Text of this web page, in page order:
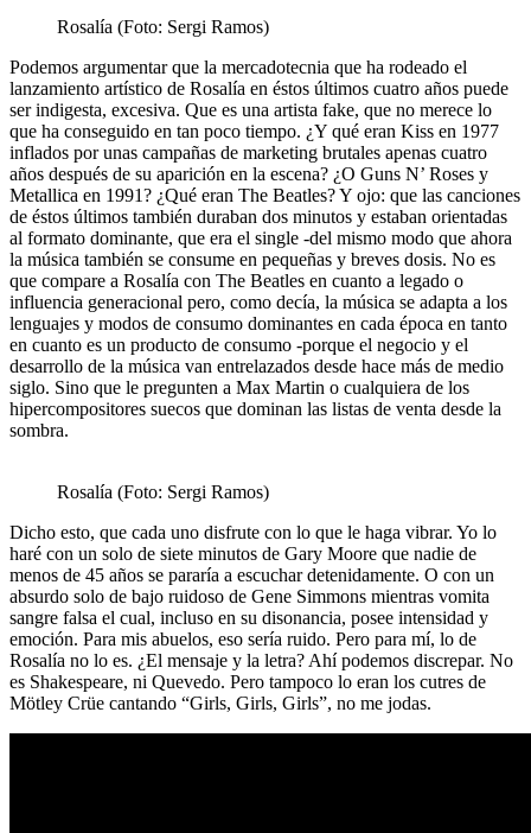
Rosalía (Foto: Sergi Ramos)
Podemos argumentar que la mercadotecnia que ha rodeado el
lanzamiento artístico de Rosalía en éstos últimos cuatro años puede
ser indigesta, excesiva. Que es una artista fake, que no merece lo
que ha conseguido en tan poco tiempo. ¿Y qué eran Kiss en 1977
inflados por unas campañas de marketing brutales apenas cuatro
años después de su aparición en la escena? ¿O Guns N’ Roses y
Metallica en 1991? ¿Qué eran The Beatles? Y ojo: que las canciones
de éstos últimos también duraban dos minutos y estaban orientadas
al formato dominante, que era el single -del mismo modo que ahora
la música también se consume en pequeñas y breves dosis. No es
que compare a Rosalía con The Beatles en cuanto a legado o
influencia generacional pero, como decía, la música se adapta a los
lenguajes y modos de consumo dominantes en cada época en tanto
en cuanto es un producto de consumo -porque el negocio y el
desarrollo de la música van entrelazados desde hace más de medio
siglo. Sino que le pregunten a Max Martin o cualquiera de los
hipercompositores suecos que dominan las listas de venta desde la
sombra.
Rosalía (Foto: Sergi Ramos)
Dicho esto, que cada uno disfrute con lo que le haga vibrar. Yo lo
haré con un solo de siete minutos de Gary Moore que nadie de
menos de 45 años se pararía a escuchar detenidamente. O con un
absurdo solo de bajo ruidoso de Gene Simmons mientras vomita
sangre falsa el cual, incluso en su disonancia, posee intensidad y
emoción. Para mis abuelos, eso sería ruido. Pero para mí, lo de
Rosalía no lo es. ¿El mensaje y la letra? Ahí podemos discrepar. No
es Shakespeare, ni Quevedo. Pero tampoco lo eran los cutres de
Mötley Crüe cantando “Girls, Girls, Girls”, no me jodas.